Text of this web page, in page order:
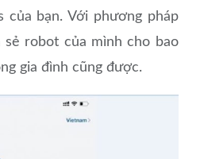
của bạn. Với phương pháp
sẻ robot của mình cho bao
gia đình cũng được.